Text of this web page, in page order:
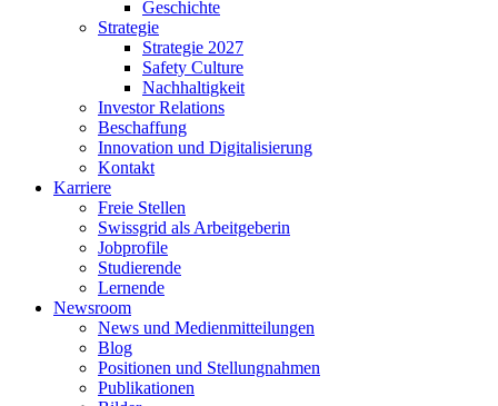
Geschichte
Strategie
Strategie 2027
Safety Culture
Nachhaltigkeit
Investor Relations
Beschaffung
Innovation und Digitalisierung
Kontakt
Karriere
Freie Stellen
Swissgrid als Arbeitgeberin
Jobprofile
Studierende
Lernende
Newsroom
News und Medienmitteilungen
Blog
Positionen und Stellungnahmen
Publikationen